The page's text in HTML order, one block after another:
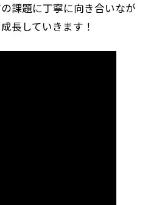
課題に丁寧に向き合いなが
長していきます！